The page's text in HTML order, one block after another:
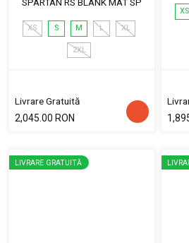
XS S M L XL
2XL
Livrare Gratuită
2,045.00 RON
XS
LIVRARE GRATUITĂ